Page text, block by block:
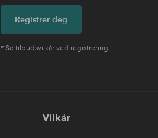
Registrer deg
* Se tilbudsvilkår ved registrering
Vilkår